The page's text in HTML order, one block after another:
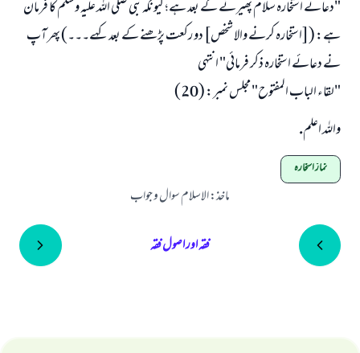
"دعائے استخارہ سلام پھیرنے کے بعد ہے؛ کیونکہ نبی صلی اللہ علیہ وسلم کا فرمان
ہے: ([استخارہ کرنے والا شخص] دو رکعت پڑھنے کے بعد کہے۔۔۔) پھر آپ
نے دعائے استخارہ ذکر فرمائی" انتہی
"لقاء الباب المفتوح" مجلس نمبر: (20)
واللہ اعلم.
نماز استخارہ
ماخذ:الاسلام سوال و جواب
فقہ اور اصول فقہ